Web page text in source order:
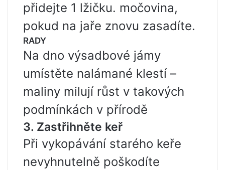
přidejte 1 lžičku. močovina,
pokud na jaře znovu zasadíte.
RADY
Na dno výsadbové jámy
umístěte nalámané klestí –
maliny milují růst v takových
podmínkách v přírodě
3. Zastřihněte keř
Při vykopávání starého keře
nevyhnutelně poškodíte